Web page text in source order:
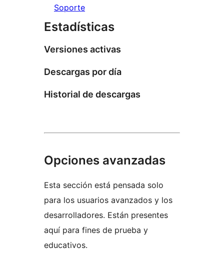
Soporte
Estadísticas
Versiones activas
Descargas por día
Historial de descargas
Opciones avanzadas
Esta sección está pensada solo
para los usuarios avanzados y los
desarrolladores. Están presentes
aquí para fines de prueba y
educativos.